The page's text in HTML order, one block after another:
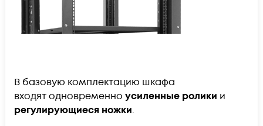
В базовую комплектацию шкафа
входят одновременно усиленные ролики и
регулирующиеся ножки.